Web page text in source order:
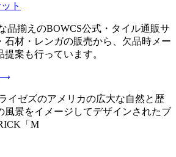
ト
品揃えのBOWCS公式・タイル通販サ
石材・レンガの販売から、欠品時メー
案も行っています。